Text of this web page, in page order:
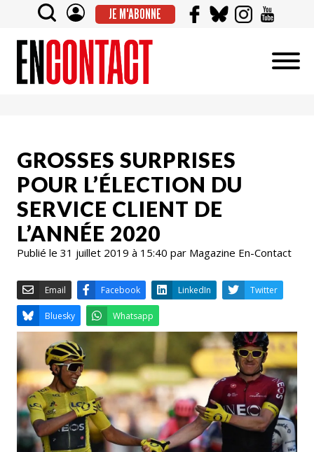
JE M'ABONNE
GROSSES SURPRISES
POUR L’ÉLECTION DU
SERVICE CLIENT DE
L’ANNÉE 2020
Publié le 31 juillet 2019 à 15:40 par Magazine En-Contact
Email Facebook LinkedIn
Bluesky Whatsapp